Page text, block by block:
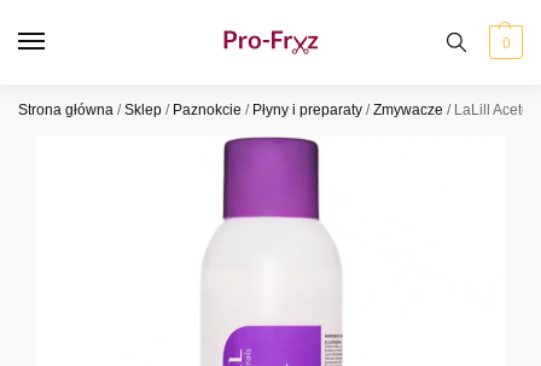
0
Strona główna /Sklep / Paznokcie / Płyny i preparaty /Zmywacze / LaLill